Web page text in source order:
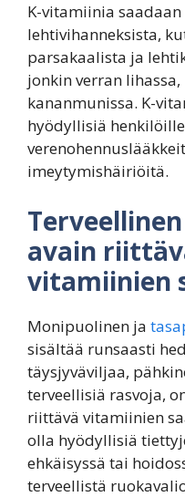
K-vitamiinia
lehtivihanneksista,
parsakaalista ja
jonkin verran
kananmunissa. K-
hyödyllisiä
imeytymishäiriöitä.
avain
vitamiinien
Monipuolinen ja
sisältää runsaasti
täysjyväviljaa,
terveellisiä rasvoja,
riittävä vitamiinien
olla hyödyllisiä
ehkäisyssä tai
terveellistä